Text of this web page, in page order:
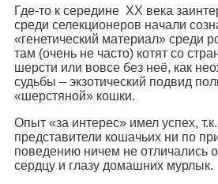
Где-то к середине XX века
среди селекционеров начали
«генетический материал» среди
там (очень не часто) котят со
шерсти или вовсе без неё, как
судьбы – экзотический подвид
«шерстяной» кошки.
Опыт «за интерес» имел успех,
представители кошачьих ни по
поведению ничем не отличались
сердцу и глазу домашних мурлык.